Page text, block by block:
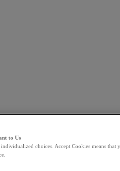
to Us
choices. Accept Cookies means that